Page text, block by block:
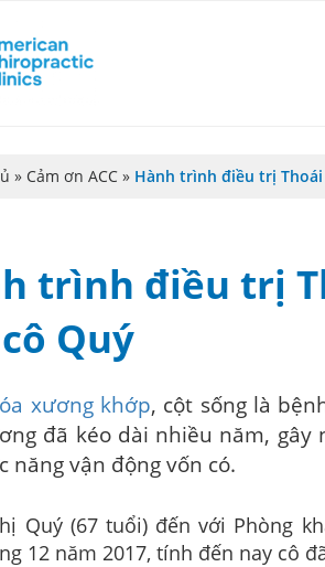
» Cảm ơn ACC » Hành trình điều trị
trình điều trị
Quý
xương khớp, cột sống là
đã kéo dài nhiều năm,
năng vận động vốn có.
Quý (67 tuổi) đến với Phòng
12 năm 2017, tính đến nay cô